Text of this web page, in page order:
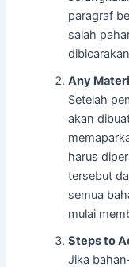
paragraf
salah
Any
Setelah
akan
harus
tersebut
semua
mulai
Steps to
Jika